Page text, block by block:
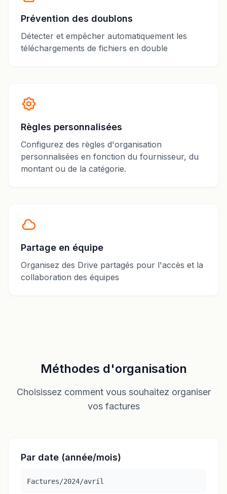
Prévention des doublons
Détecter et empêcher automatiquement les
téléchargements de fichiers en double
Règles personnalisées
Configurez des règles d'organisation
personnalisées en fonction du fournisseur, du
montant ou de la catégorie.
Partage en équipe
Organisez des Drive partagés pour l'accès et la
collaboration des équipes
Méthodes d'organisation
Choisissez comment vous souhaitez organiser
vos factures
Par date (année/mois)
Factures/2024/avril